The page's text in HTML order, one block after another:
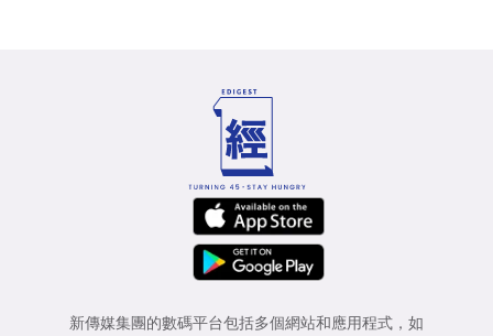
新傳媒集團的數碼平台包括多個網站和應用程式，如